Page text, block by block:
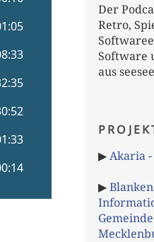
Der
Retro,
Software
aus
▶Akaria
▶